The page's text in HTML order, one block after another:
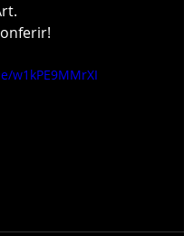
w1kPE9MMrXI